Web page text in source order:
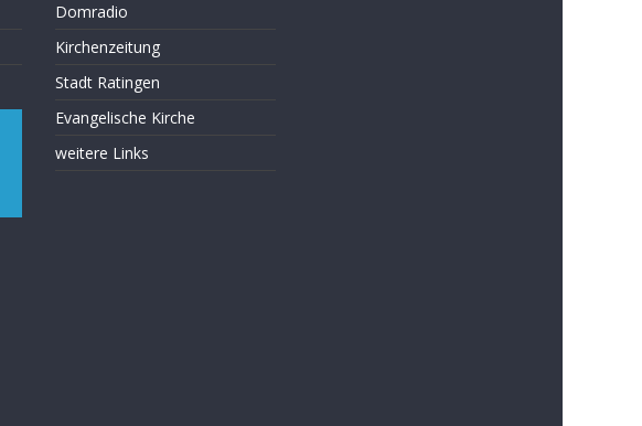
Domradio
Kirchenzeitung
Stadt Ratingen
Evangelische Kirche
weitere Links